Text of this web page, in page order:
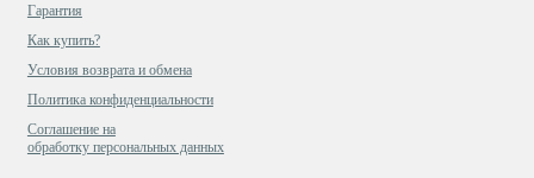
Гарантия
Как купить?
Условия возврата и обмена
Политика конфиденциальности
Cоглашение на
обработку персональных данных